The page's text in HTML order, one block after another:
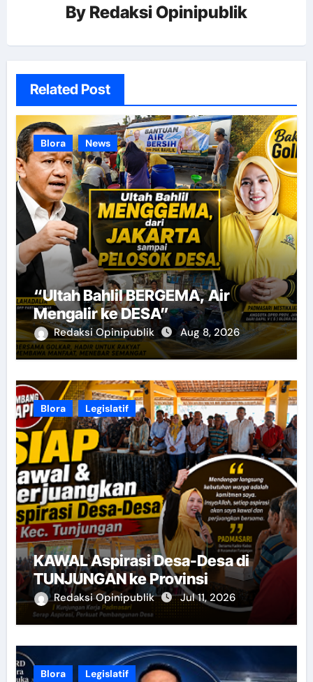
By Redaksi Opinipublik
Related Post
Blora News
“Ultah Bahlil BERGEMA, Air
Mengalir ke DESA”
Redaksi Opinipublik Aug 8, 2026
Blora Legislatif
KAWAL Aspirasi Desa-Desa di
TUNJUNGAN ke Provinsi
Redaksi Opinipublik Jul 11, 2026
Blora Legislatif